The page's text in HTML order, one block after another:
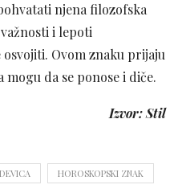
njena filozofska
i lepoti
Ovom znaku prijaju
da se ponose i diče.
Izvor: Stil
DEVICA HOROSKOPSKI ZNAK